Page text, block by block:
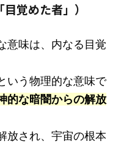
覚めた者」）
意味は、内なる目覚
いう物理的な意味で
的な暗闇からの解放
放され、宇宙の根本